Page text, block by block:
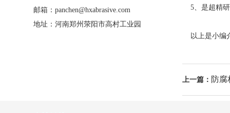
邮箱：panchen@hxabrasive.com
地址：河南郑州荥阳市高村工业园
5、是超精研
以上是小编
上一篇： 防腐